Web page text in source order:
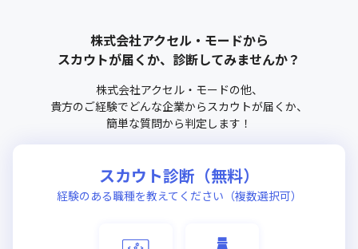
株式会社アクセル・モードから
スカウトが届くか、診断してみませんか？
株式会社アクセル・モードの他、
貴方のご経験でどんな企業からスカウトが届くか、
簡単な質問から判定します！
スカウト診断（無料）
経験のある職種を教えてください（複数選択可）